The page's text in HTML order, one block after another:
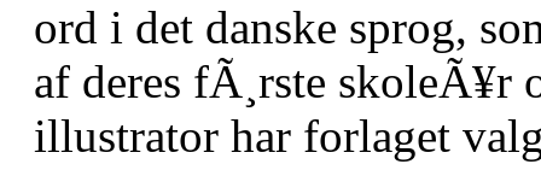
ord i det danske sprog,
af deres fÃ¸rste
illustrator har forlaget